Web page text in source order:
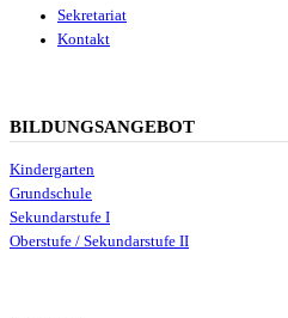
Sekretariat
Kontakt
BILDUNGSANGEBOT
Kindergarten
Grundschule
Sekundarstufe I
Oberstufe / Sekundarstufe II